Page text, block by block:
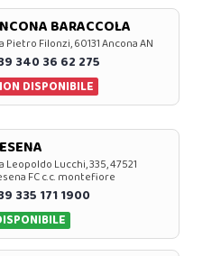
BARACCOLA
Pietro Filonzi, 60131 Ancona AN
340 36 62 275
DISPONIBILE
Leopoldo Lucchi, 335, 47521
FC c.c. montefiore
335 171 1900